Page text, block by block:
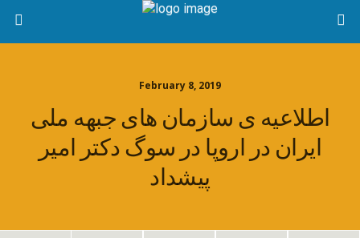
February 8, 2019
اطلاعیه ی سازمان های جبهه ملی
ایران در اروپا در سوگ دکتر امیر
پیشداد